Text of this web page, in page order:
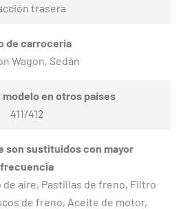
trasera
de carrocería
Wagon, Sedán
modelo en otros países
411/412
son sustituidos con mayor
frecuencia
aire, Pastillas de freno, Filtro
de freno, Aceite de motor,